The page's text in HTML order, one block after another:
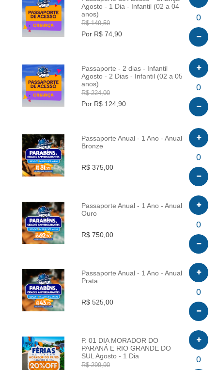
INFO
Agosto - 1 Dia - Infantil (02 a 04
anos)
R$ 149,50
Por R$ 74,90
0
INFO
Passaporte - 2 dias - Infantil
Agosto - 2 Dias - Infantil (02 a 05
anos)
R$ 224,00
Por R$ 124,90
0
INFO
Passaporte Anual - 1 Ano - Anual
Bronze
R$ 375,00
0
INFO
Passaporte Anual - 1 Ano - Anual
Ouro
R$ 750,00
0
INFO
Passaporte Anual - 1 Ano - Anual
Prata
R$ 525,00
0
INFO
P. 01 DIA MORADOR DO
PARANÁ E RIO GRANDE DO
SUL Agosto - 1 Dia
R$ 299,90
0